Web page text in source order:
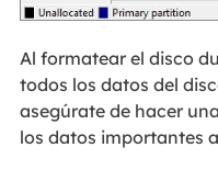
Al formatear el disco
todos los datos del
asegúrate de hacer
los datos importantes